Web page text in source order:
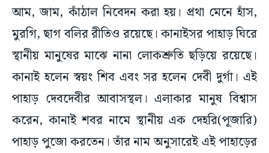
আম, জাম, কাঁঠাল নিবেদন করা হয়। প্রথা মেনে হাঁস,
মুরগি, ছাগ বলির রীতিও রয়েছে। কানাইসর পাহাড় ঘিরে
স্থানীয় মানুষের মাঝে নানা লোকশ্রুতি ছড়িয়ে রয়েছে।
কানাই হলেন স্বয়ং শিব এবং সর হলেন দেবী দুর্গা। এই
পাহাড় দেবদেবীর আবাসস্থল। এলাকার মানুষ বিশ্বাস
করেন, কানাই শবর নামে স্থানীয় এক দেহরি(পূজারি)
পাহাড় পুজো করতেন। তাঁর নাম অনুসারেই এই পাহাড়ের